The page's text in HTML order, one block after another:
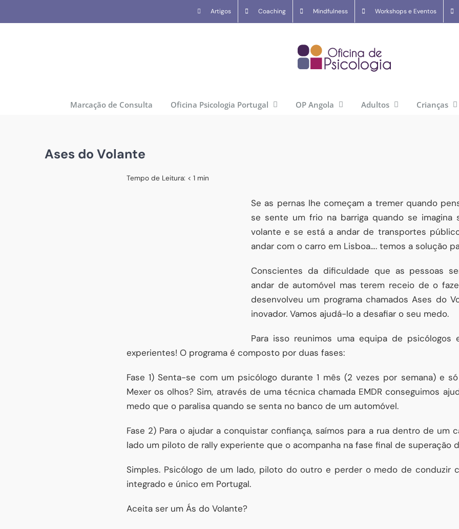
to
Artigos Coaching Mindfulness Workshops e Eventos
Marcação de Consulta Oficina Psicologia Portugal OP Angola Adultos Crianças
Ases do Volante
Tempo de Leitura: < 1 min
Se as pernas lhe começam a tremer quando
se sente um frio na barriga quando se imagina
volante e se está a andar de transportes
andar com o carro em Lisboa…. temos a solução
Conscientes da dificuldade que as pessoas
andar de automóvel mas terem receio de o
desenvolveu um programa chamados Ases do
inovador. Vamos ajudá-lo a desafiar o seu medo.
Para isso reunimos uma equipa de psicólogos
experientes! O programa é composto por duas fases:
Fase 1) Senta-se com um psicólogo durante 1 mês (2 vezes por semana) e
Mexer os olhos? Sim, através de uma técnica chamada EMDR conseguimos
medo que o paralisa quando se senta no banco de um automóvel.
Fase 2) Para o ajudar a conquistar confiança, saímos para a rua dentro de um
lado um piloto de rally experiente que o acompanha na fase final de superação
Simples. Psicólogo de um lado, piloto do outro e perder o medo de conduzir
integrado e único em Portugal.
Aceita ser um Ás do Volante?